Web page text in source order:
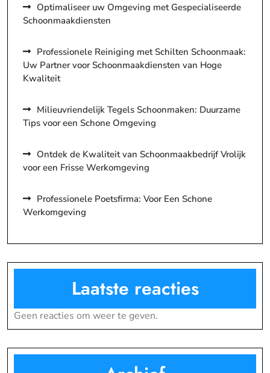
Optimaliseer uw Omgeving met Gespecialiseerde
Schoonmaakdiensten
Professionele Reiniging met Schilten Schoonmaak:
Uw Partner voor Schoonmaakdiensten van Hoge
Kwaliteit
Milieuvriendelijk Tegels Schoonmaken: Duurzame
Tips voor een Schone Omgeving
Ontdek de Kwaliteit van Schoonmaakbedrijf Vrolijk
voor een Frisse Werkomgeving
Professionele Poetsfirma: Voor Een Schone
Werkomgeving
Laatste reacties
Geen reacties om weer te geven.